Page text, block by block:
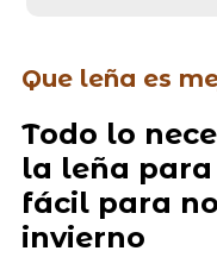
Que leña es
Todo lo
la leña
fácil para
invierno